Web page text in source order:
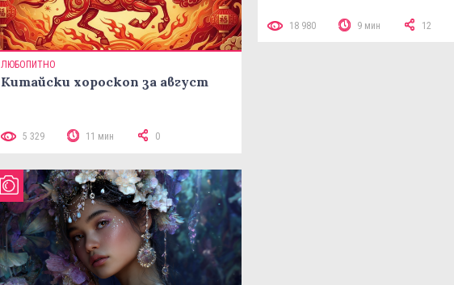
ЛЮБОПИТНО
Китайски хороскоп за август
5 329 11 мин 0
18 980 9 мин 12